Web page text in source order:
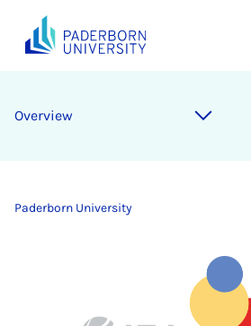
Overview
Paderborn University